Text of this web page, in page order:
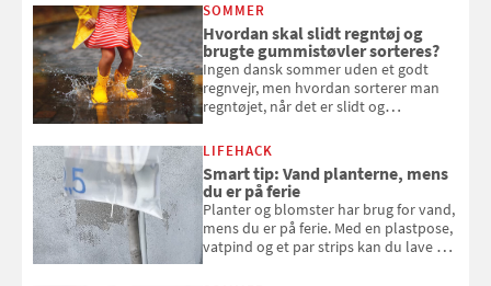
SOMMER
Hvordan skal slidt regntøj og
brugte gummistøvler sorteres?
Ingen dansk sommer uden et godt
regnvejr, men hvordan sorterer man
regntøjet, når det er slidt og
LIFEHACK
Smart tip: Vand planterne, mens
du er på ferie
Planter og blomster har brug for vand,
mens du er på ferie. Med en plastpose,
vatpind og et par strips kan du lave dit